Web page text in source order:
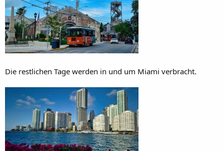
Die restlichen Tage werden in und um Miami verbracht.